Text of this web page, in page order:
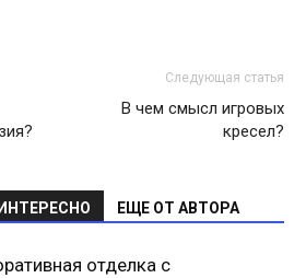
Следующая статья
В чем смысл игровых
кресел?
ЕЩЕ ОТ АВТОРА
отделка с